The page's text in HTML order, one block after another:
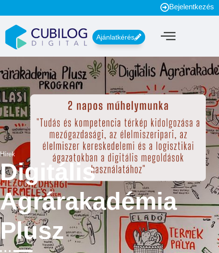
Bejelentkezés
Ajánlatkérés
Hírek
Digitális
Agrárakadémia
Plusz